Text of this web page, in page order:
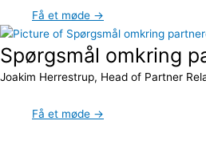
Få et møde →
Spørgsmål omkring
Joakim Herrestrup, Head of Partner
Få et møde →